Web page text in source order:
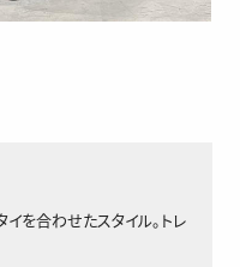
を合わせたスタイル。トレ